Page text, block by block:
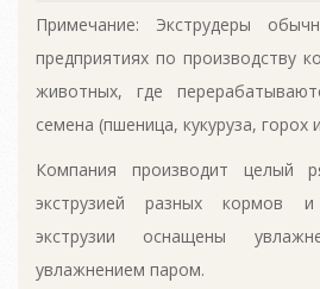
Примечание: Экструдеры
предприятиях по производству
животных, где
семена (пшеница, кукуруза, горох
Компания производит целый
экструзией разных кормов
экструзии оснащены
увлажнением паром.